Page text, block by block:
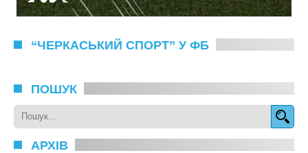
“ЧЕРКАСЬКИЙ СПОРТ” У ФБ
ПОШУК
АРХІВ